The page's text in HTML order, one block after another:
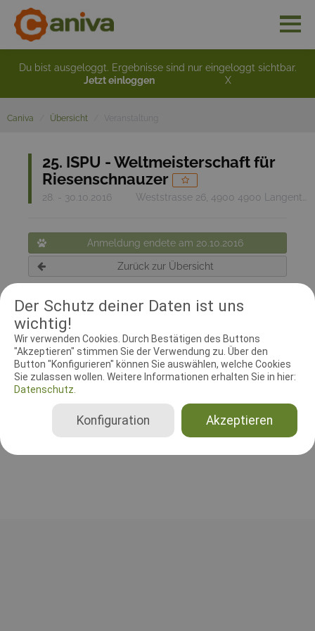
Der Schutz deiner Daten ist uns
wichtig!
Wir verwenden Cookies. Durch Bestätigen des Buttons
"Akzeptieren" stimmen Sie der Verwendung zu. Über den
Button "Konfigurieren" können Sie auswählen, welche Cookies
Sie zulassen wollen. Weitere Informationen erhalten Sie in hier:
Datenschutz.
Akzeptieren
Konfiguration
Du bist ausgeloggt. Ergebnisse sind nur eingeloggt sichtbar.
Jetzt einloggen
X
Caniva Übersicht
25. ISPU - Weltmeisterschaft für
Riesenschnauzer
28. - 30.10.2016 Weststrasse 26, 4900 4900 Langenthal
Anmeldung endete am 20.10.2016
Zurück zur Übersicht
RICHTER UND HELFER
Leistungsrichter Schutzdiensthelfer
Leistungsrichter
A